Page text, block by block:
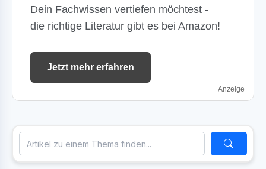
Dein Fachwissen vertiefen möchtest -
die richtige Literatur gibt es bei Amazon!
Jetzt mehr erfahren
Anzeige